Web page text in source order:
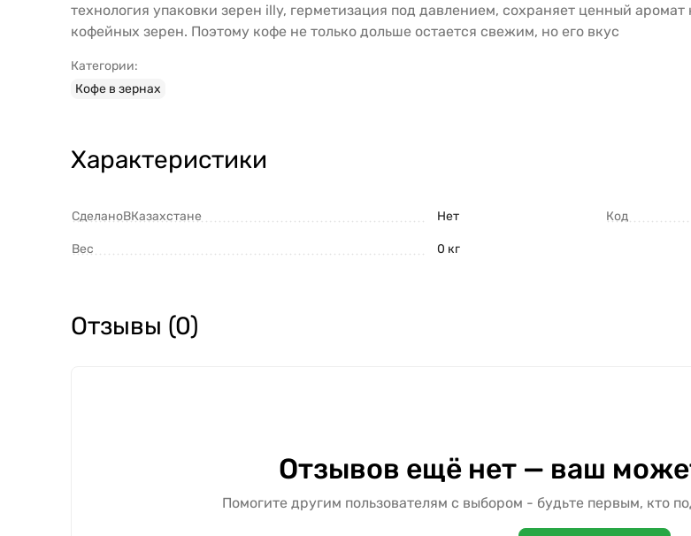
технология упаковки зерен illy, герметизация под давлением, сохраняет ценный
кофейных зерен. Поэтому кофе не только дольше остается свежим, но его вкус
Категории:
Кофе в зернах
Характеристики
СделаноВКазахстане Нет
Вес 0 кг
Код
Отзывы (0)
Отзывов ещё нет — ваш
Помогите другим пользователям с выбором - будьте первым, кто